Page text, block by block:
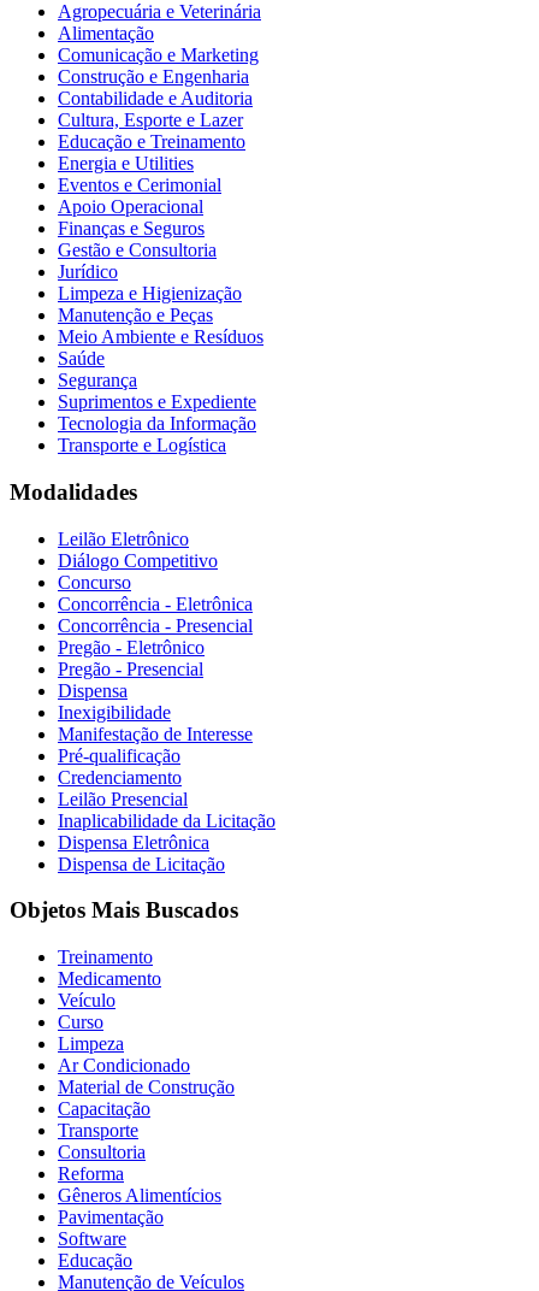
Agropecuária e Veterinária
Alimentação
Comunicação e Marketing
Construção e Engenharia
Contabilidade e Auditoria
Cultura, Esporte e Lazer
Educação e Treinamento
Energia e Utilities
Eventos e Cerimonial
Apoio Operacional
Finanças e Seguros
Gestão e Consultoria
Jurídico
Limpeza e Higienização
Manutenção e Peças
Meio Ambiente e Resíduos
Saúde
Segurança
Suprimentos e Expediente
Tecnologia da Informação
Transporte e Logística
Modalidades
Leilão Eletrônico
Diálogo Competitivo
Concurso
Concorrência - Eletrônica
Concorrência - Presencial
Pregão - Eletrônico
Pregão - Presencial
Dispensa
Inexigibilidade
Manifestação de Interesse
Pré-qualificação
Credenciamento
Leilão Presencial
Inaplicabilidade da Licitação
Dispensa Eletrônica
Dispensa de Licitação
Objetos Mais Buscados
Treinamento
Medicamento
Veículo
Curso
Limpeza
Ar Condicionado
Material de Construção
Capacitação
Transporte
Consultoria
Reforma
Gêneros Alimentícios
Pavimentação
Software
Educação
Manutenção de Veículos